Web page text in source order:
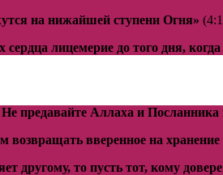
на нижайшей ступени Огня»
сердца лицемерие до того дня,
предавайте Аллаха и Посланника
возвращать вверенное на
другому, то пусть тот, кому